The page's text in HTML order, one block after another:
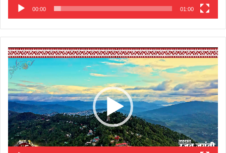
00:00 01:00
Video
Player